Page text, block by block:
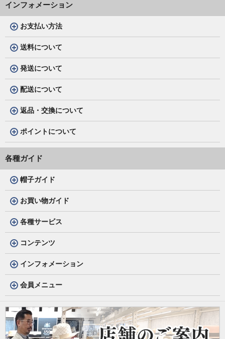
インフォメーション
お支払い方法
送料について
発送について
配送について
返品・交換について
ポイントについて
各種ガイド
帽子ガイド
お買い物ガイド
各種サービス
コンテンツ
インフォメーション
会員メニュー